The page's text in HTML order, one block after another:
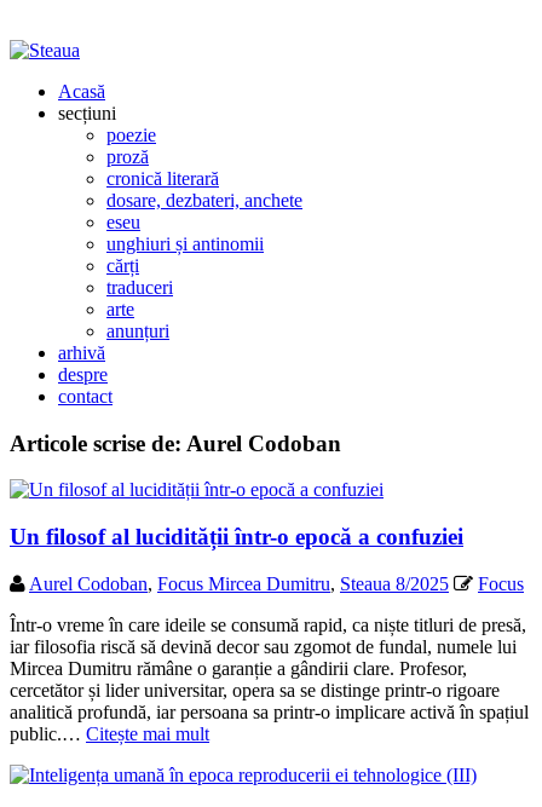
Acasă
secțiuni
poezie
proză
cronică literară
dosare, dezbateri, anchete
eseu
unghiuri și antinomii
cărți
traduceri
arte
anunțuri
arhivă
despre
contact
Articole scrise de: Aurel Codoban
Un filosof al lucidității într-o epocă a confuziei
Aurel Codoban, Focus Mircea Dumitru, Steaua 8/2025
Focus
Într-o vreme în care ideile se consumă rapid, ca niște titluri de presă,
iar filosofia riscă să devină decor sau zgomot de fundal, numele lui
Mircea Dumitru rămâne o garanție a gândirii clare. Profesor,
cercetător și lider universitar, opera sa se distinge printr-o rigoare
analitică profundă, iar persoana sa printr-o implicare activă în spațiul
public.… Citește mai mult